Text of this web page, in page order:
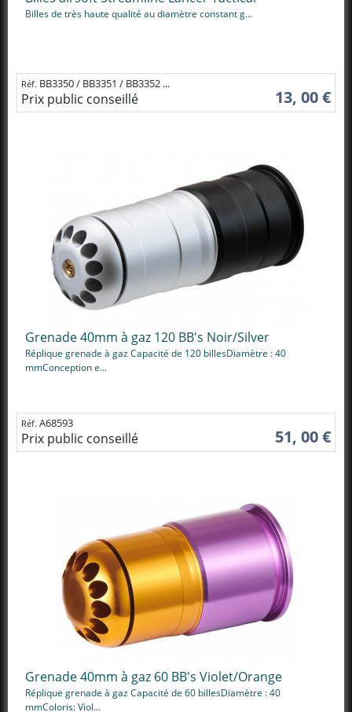
Billes de très haute qualité au diamètre constant g...
Réf. BB3350 / BB3351 / BB3352 ...
Prix public conseillé 13, 00 €
Grenade 40mm à gaz 120 BB's Noir/Silver
Réplique grenade à gaz Capacité de 120 billesDiamètre : 40
mmConception e...
Réf. A68593
Prix public conseillé 51, 00 €
Grenade 40mm à gaz 60 BB's Violet/Orange
Réplique grenade à gaz Capacité de 60 billesDiamètre : 40
mmColoris: Viol...